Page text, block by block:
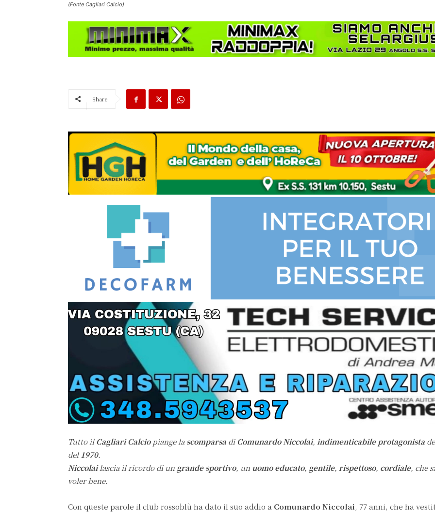
(Fonte Cagliari Calcio)
Share
Tutto ilCagliari Calciopiange la scomparsa diComunardo Niccolai, indimenticabile protagonista
del 1970.
Niccolailascia il ricordo di un grande sportivo, un uomo educato, gentile, rispettoso, cordiale, che
voler bene.
Con queste parole il club rossoblù ha dato il suo addio a Comunardo Niccolai, 77 anni, che ha